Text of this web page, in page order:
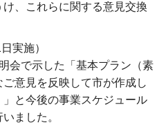
、これらに関する意見交換
実施）
会で示した「基本プラン（素
意見を反映して市が作成し
と今後の事業スケジュール
ました。